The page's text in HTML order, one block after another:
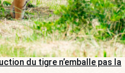
du tigre n’emballe pas la